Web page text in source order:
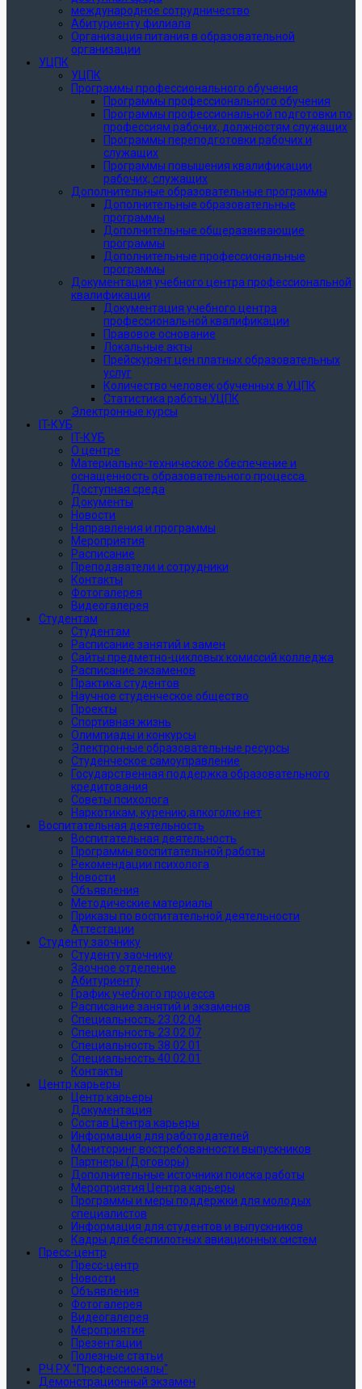
международное сотрудничество
Абитуриенту филиала
Организация питания в образовательной
организации
УЦПК
УЦПК
Программы профессионального обучения
Программы профессионального обучения
Программы профессиональной подготовки по
профессиям рабочих, должностям служащих
Программы переподготовки рабочих и
служащих
Программы повышения квалификации
рабочих, служащих
Дополнительные образовательные программы
Дополнительные образовательные
программы
Дополнительные общеразвивающие
программы
Дополнительные профессиональные
программы
Документация учебного центра профессиональной
квалификации
Документация учебного центра
профессиональной квалификации
Правовое основание
Локальные акты
Прейскурант цен платных образовательных
услуг
Количество человек обученных в УЦПК
Статистика работы УЦПК
Электронные курсы
IT-КУБ
IT-КУБ
О центре
Материально-техническое обеспечение и
оснащенность образовательного процесса.
Доступная среда
Документы
Новости
Направления и программы
Мероприятия
Расписание
Преподаватели и сотрудники
Контакты
Фотогалерея
Видеогалерея
Студентам
Студентам
Расписание занятий и замен
Сайты предметно-цикловых комиссий колледжа
Расписание экзаменов
Практика студентов
Научное студенческое общество
Проекты
Спортивная жизнь
Олимпиады и конкурсы
Электронные образовательные ресурсы
Студенческое самоуправление
Государственная поддержка образовательного
кредитования
Советы психолога
Наркотикам, курению,алкоголю нет
Воспитательная деятельность
Воспитательная деятельность
Программы воспитательной работы
Рекомендации психолога
Новости
Объявления
Методические материалы
Приказы по воспитательной деятельности
Аттестации
Студенту заочнику
Студенту заочнику
Заочное отделение
Абитуриенту
График учебного процесса
Расписание занятий и экзаменов
Специальность 23.02.04
Специальность 23.02.07
Специальность 38.02.01
Специальность 40.02.01
Контакты
Центр карьеры
Центр карьеры
Документация
Состав Центра карьеры
Информация для работодателей
Мониторинг востребованности выпускников
Партнеры (Договоры)
Дополнительные источники поиска работы
Мероприятия Центра карьеры
Программы и меры поддержки для молодых
специалистов
Информация для студентов и выпускников
Кадры для беспилотных авиационных систем
Пресс-центр
Пресс-центр
Новости
Объявления
Фотогалерея
Видеогалерея
Мероприятия
Презентации
Полезные статьи
РЧ РХ "Профессионалы"
Демонстрационный экзамен